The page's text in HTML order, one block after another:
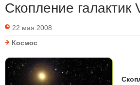
Скопление галактик
22 мая 2008
Космос